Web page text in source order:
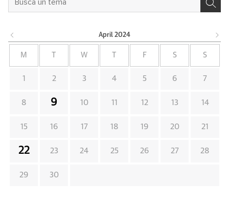
April 2024
M W F S S
1 2 3 4 5 6 7
8 9 10 11 12 13 14
15 16 17 18 19 20 21
22 23 24 25 26 27 28
29 30